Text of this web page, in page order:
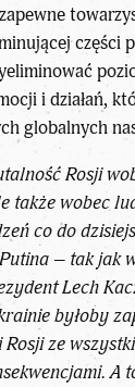
części
i działań,
globalnych
Rosji
także wobec
co do
– tak jak
Lech
byłoby
ze
A